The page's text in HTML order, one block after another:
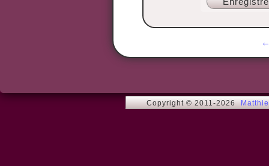
Copyright © 2011-2026